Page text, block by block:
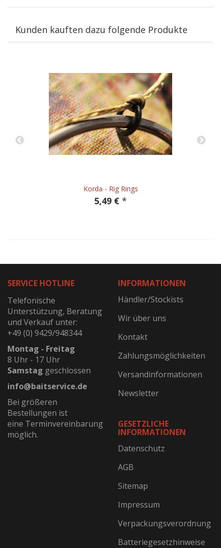
Kunden kauften dazu folgende Produkte
Korda - Rig Rings
5,49 € *
SERVICE HOTLINE
Telefonische
Unterstützung, Beratung
und Verkauf unter:
+49 (0) 9429/948344
Montag - Freitag
8 Uhr - 17 Uhr
Samstag geschlossen
info@baitservice.de
Bei größeren
Bestellungen ist
eine Terminvereinbarung
möglich.
INFORMATIONEN
Händler/Stockists
Wir über uns
Kontakt
Zahlungsmöglichkeiten
Versandinformationen
Newsletter
GESETZLICHE
INFORMATIONEN
Datenschutz
AGB
Sitemap
Impressum
Verpackungsverordnung
Batteriegesetzhinweise